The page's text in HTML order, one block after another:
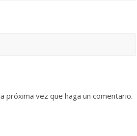
vez que haga un comentario.